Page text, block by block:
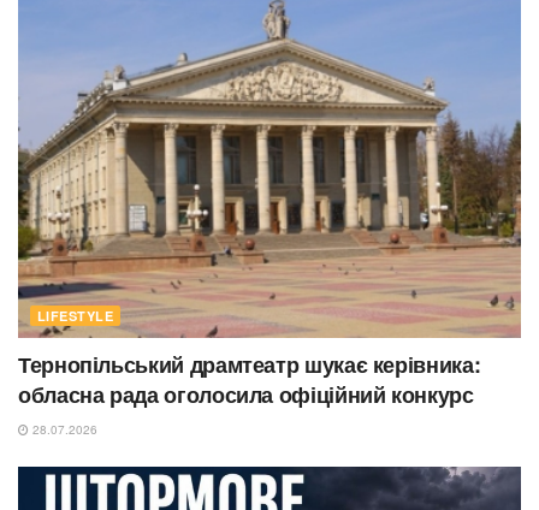
LIFESTYLE
Тернопільський драмтеатр шукає керівника:
обласна рада оголосила офіційний конкурс
28.07.2026